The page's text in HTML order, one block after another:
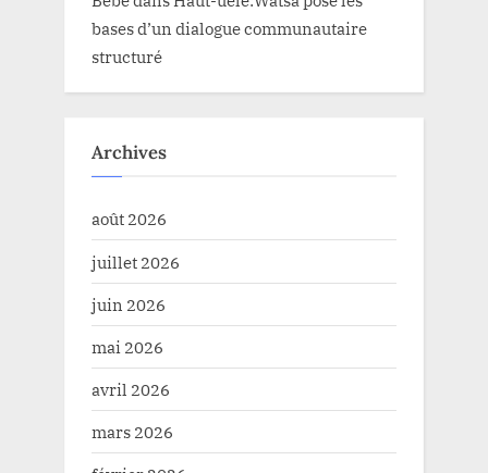
bases d’un dialogue communautaire
structuré
Archives
août 2026
juillet 2026
juin 2026
mai 2026
avril 2026
mars 2026